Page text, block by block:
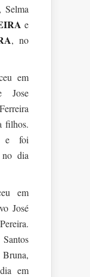
Selma
e
, no
em
Jose
filhos.
e foi
no dia
em
José
em